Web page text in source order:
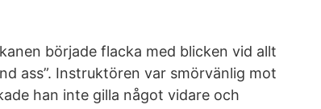
började flacka med blicken vid allt
ass”. Instruktören var smörvänlig mot
han inte gilla något vidare och